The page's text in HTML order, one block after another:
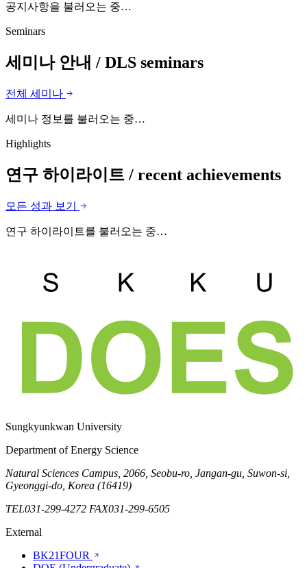
공지사항을 불러오는 중…
Seminars
세미나 안내 / DLS seminars
전체 세미나
세미나 정보를 불러오는 중…
Highlights
연구 하이라이트 / recent achievements
모든 성과 보기
연구 하이라이트를 불러오는 중…
Sungkyunkwan University
Department of Energy Science
Natural Sciences Campus, 2066, Seobu-ro, Jangan-gu, Suwon-si,
Gyeonggi-do, Korea (16419)
TEL031-299-4272 FAX031-299-6505
External
BK21FOUR